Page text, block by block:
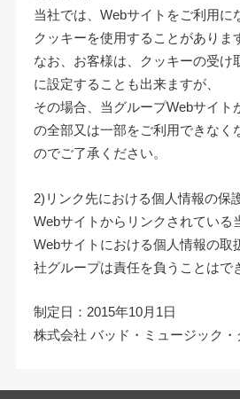
当社では、Webサイトをご利用に
クッキーを使用することがありま
なお、お客様は、クッキーの受け
に設定することも出来ますが、
その場合、当グループWebサイト
の全部又は一部をご利用できなく
のでご了承ください。
2)リンク先における個人情報の保
Webサイトからリンクされている
Webサイトにおける個人情報の取
社グループは責任を負うことはで
制定日：2015年10月1日
株式会社 バッド・ミュージック・